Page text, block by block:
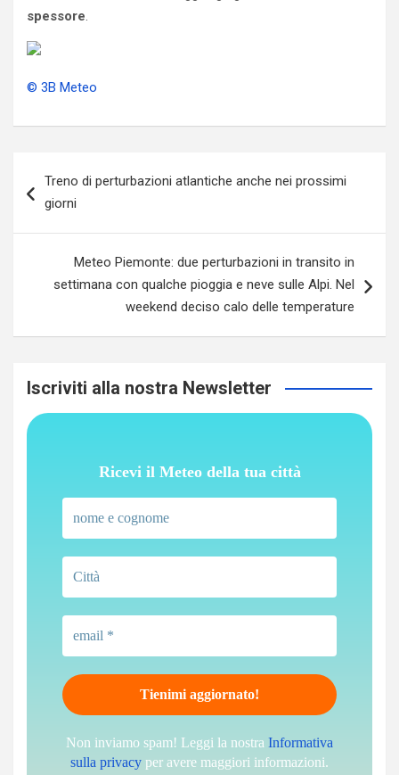
spessore.
© 3B Meteo
articoli
Treno di perturbazioni atlantiche anche nei prossimi
giorni
Meteo Piemonte: due perturbazioni in transito in
settimana con qualche pioggia e neve sulle Alpi. Nel
weekend deciso calo delle temperature
Iscriviti alla nostra Newsletter
Ricevi il Meteo della tua città
Non inviamo spam! Leggi la nostra Informativa
sulla privacy per avere maggiori informazioni.